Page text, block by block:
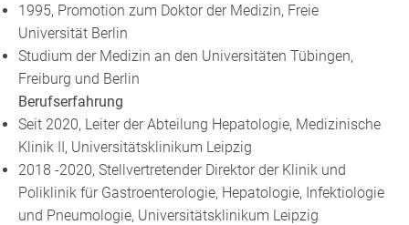
1995, Promotion zum Doktor der Medizin, Freie
Universität Berlin
Studium der Medizin an den Universitäten Tübingen,
Freiburg und Berlin
Berufserfahrung
Seit 2020, Leiter der Abteilung Hepatologie, Medizinische
Klinik II, Universitätsklinikum Leipzig
2018 -2020, Stellvertretender Direktor der Klinik und
Poliklinik für Gastroenterologie, Hepatologie, Infektiologie
und Pneumologie, Universitätsklinikum Leipzig